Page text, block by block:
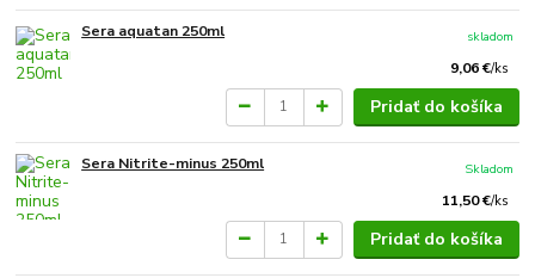
Sera aquatan 250ml
9,06 €/ks
skladom
Pridať do košíka
Sera Nitrite-minus 250ml
11,50 €/ks
Skladom
Pridať do košíka